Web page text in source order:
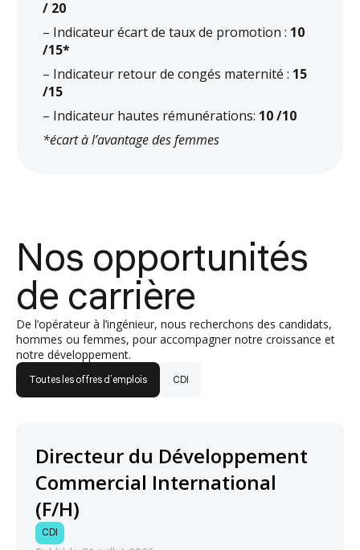
/ 20
– Indicateur écart de taux de promotion : 10
/15*
– Indicateur retour de congés maternité : 15
/15
– Indicateur hautes rémunérations: 10 /10
*écart à l’avantage des femmes
Nos opportunités
de carrière
De l’opérateur à l’ingénieur, nous recherchons des candidats,
hommes ou femmes, pour accompagner notre croissance et
notre développement.
Toutes les offres d’emplois CDI
Directeur du Développement
Commercial International
(F/H)
CDI